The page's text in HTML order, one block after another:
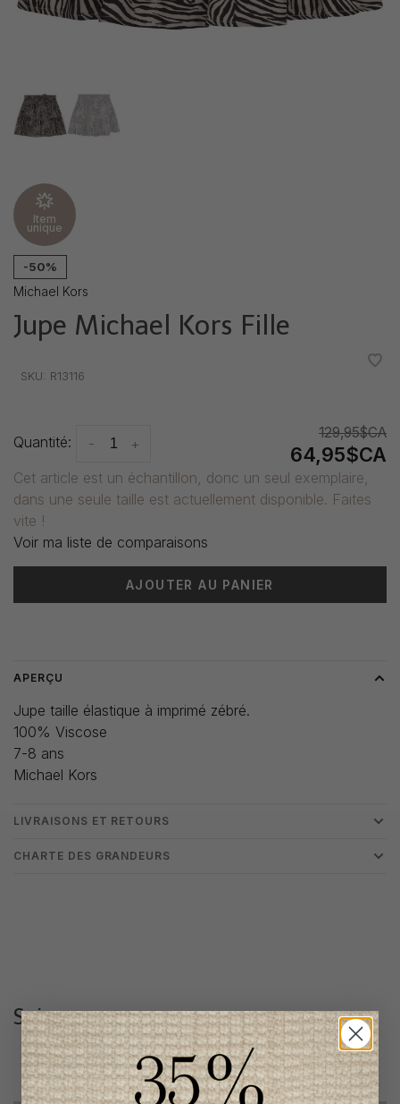
Item
unique
-50%
Michael Kors
Jupe Michael Kors Fille
SKU: R13116
Quantité: +
-
129,95$CA
64,95$CA
Cet article est un échantillon, donc un seul exemplaire,
dans une seule taille est actuellement disponible. Faites
vite !
Voir ma liste de comparaisons
AJOUTER AU PANIER
APERÇU
Jupe taille élastique à imprimé zébré.
100% Viscose
7-8 ans
Michael Kors
LIVRAISONS ET RETOURS
CHARTE DES GRANDEURS
Suivez-nous@lenfantillon